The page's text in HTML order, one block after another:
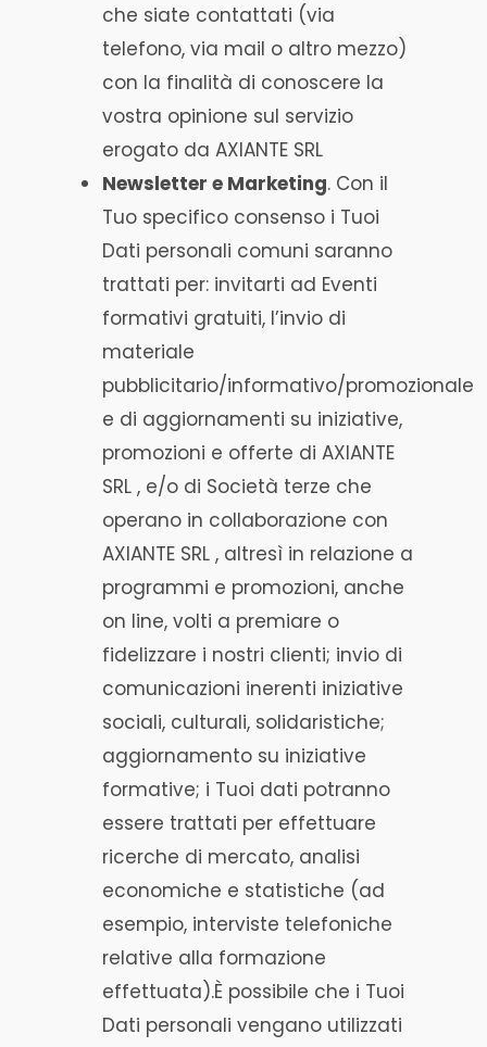
che siate contattati (via
telefono, via mail o altro mezzo)
con la finalità di conoscere la
vostra opinione sul servizio
erogato da AXIANTE SRL
Newsletter e Marketing. Con il
Tuo specifico consenso i Tuoi
Dati personali comuni saranno
trattati per: invitarti ad Eventi
formativi gratuiti, l’invio di
materiale
pubblicitario/informativo/promozionale
e di aggiornamenti su iniziative,
promozioni e offerte di AXIANTE
SRL , e/o di Società terze che
operano in collaborazione con
AXIANTE SRL , altresì in relazione a
programmi e promozioni, anche
on line, volti a premiare o
fidelizzare i nostri clienti; invio di
comunicazioni inerenti iniziative
sociali, culturali, solidaristiche;
aggiornamento su iniziative
formative; i Tuoi dati potranno
essere trattati per effettuare
ricerche di mercato, analisi
economiche e statistiche (ad
esempio, interviste telefoniche
relative alla formazione
effettuata).È possibile che i Tuoi
Dati personali vengano utilizzati